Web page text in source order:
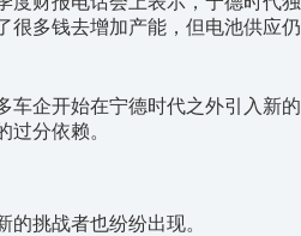
很多钱去增加产能，但电池供应仍
车企开始在宁德时代之外引入新的
过分依赖。
的挑战者也纷纷出现。